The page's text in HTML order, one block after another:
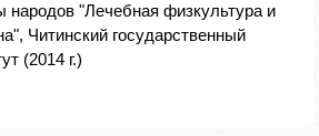
народов "Лечебная физкультура и
Читинский государственный
(2014 г.)